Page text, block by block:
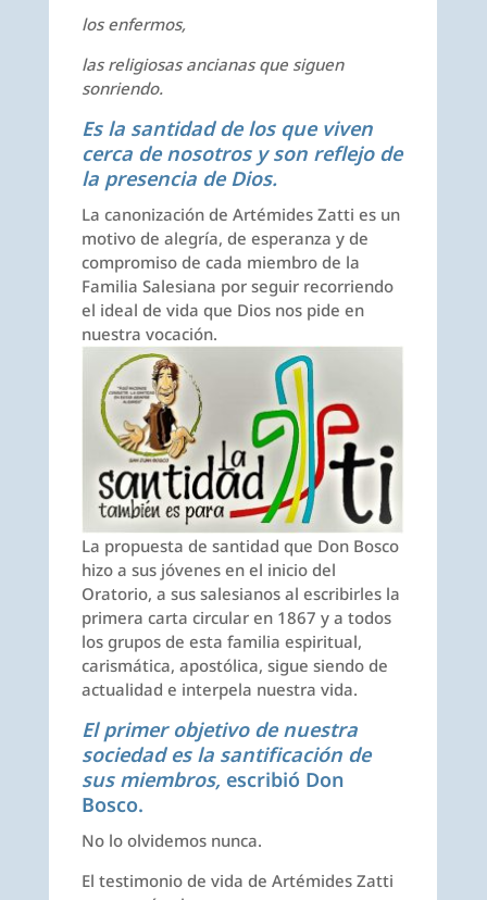
los enfermos,
las religiosas ancianas que siguen
sonriendo.
Es la santidad de los que viven
cerca de nosotros y son reflejo de
la presencia de Dios.
La canonización de Artémides Zatti es un
motivo de alegría, de esperanza y de
compromiso de cada miembro de la
Familia Salesiana por seguir recorriendo
el ideal de vida que Dios nos pide en
nuestra vocación.
La propuesta de santidad que Don Bosco
hizo a sus jóvenes en el inicio del
Oratorio, a sus salesianos al escribirles la
primera carta circular en 1867 y a todos
los grupos de esta familia espiritual,
carismática, apostólica, sigue siendo de
actualidad e interpela nuestra vida.
El primer objetivo de nuestra
sociedad es la santificación de
sus miembros, escribió Don
Bosco.
No lo olvidemos nunca.
El testimonio de vida de Artémides Zatti